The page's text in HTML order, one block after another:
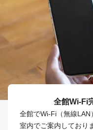
全館Wi-Fi
全館でWi-Fi（無線
室内でご案内しており